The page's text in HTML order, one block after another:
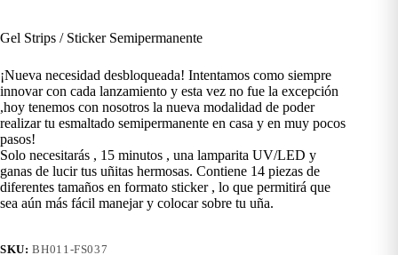
Gel Strips / Sticker Semipermanente
¡Nueva necesidad desbloqueada! Intentamos como siempre
innovar con cada lanzamiento y esta vez no fue la excepción
,hoy tenemos con nosotros la nueva modalidad de poder
realizar tu esmaltado semipermanente en casa y en muy pocos
pasos!
Solo necesitarás , 15 minutos , una lamparita UV/LED y
ganas de lucir tus uñitas hermosas. Contiene 14 piezas de
diferentes tamaños en formato sticker , lo que permitirá que
sea aún más fácil manejar y colocar sobre tu uña.
SKU:BH011-FS037